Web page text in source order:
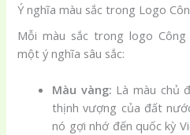
Ý nghĩa màu sắc trong Logo
Mỗi màu sắc trong logo
một ý nghĩa sâu sắc:
Màu vàng: Là màu chủ
thịnh vượng của đất
nó gợi nhớ đến quốc kỳ